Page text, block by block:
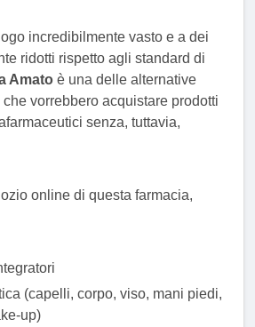
incredibilmente vasto e a dei
ridotti rispetto agli standard di
Amato è una delle alternative
vorrebbero acquistare prodotti
senza, tuttavia,
online di questa farmacia,
(capelli, corpo, viso, mani piedi,
up)